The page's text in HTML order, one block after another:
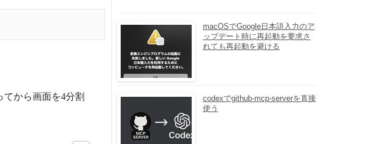
から画面を4分割
macOSでGoogle日本語入力のア
ップデート時に再起動を要求さ
れても再起動を避ける
codexでgithub-mcp-serverを直接
使う